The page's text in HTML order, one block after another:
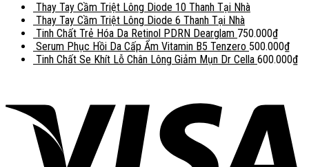
Thay Tay Cầm Triệt Lông Diode 10 Thanh Tại Nhà
Thay Tay Cầm Triệt Lông Diode 6 Thanh Tại Nhà
Tinh Chất Trẻ Hóa Da Retinol PDRN Dearglam 750.000₫
Serum Phục Hồi Da Cấp Ẩm Vitamin B5 Tenzero 500.000₫
Tinh Chất Se Khít Lỗ Chân Lông Giảm Mụn Dr Cella 600.000₫